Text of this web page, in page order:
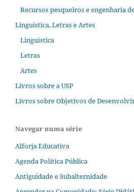
Recursos pesqueiros e engenharia
Linguística, Letras e Artes
Linguística
Letras
Artes
Livros sobre a USP
Livros sobre Objetivos de
Navegar numa série
Alforja Educativa
Agenda Política Pública
Antiguidade e Subalternidade